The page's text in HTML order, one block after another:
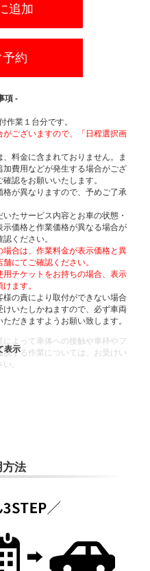
追加
約
項 -
作業１台分です。
ございますので、「日程選択画
料金に含まれておりません。ま
費用などが発生する場合がござ
認をお願いいたします。
が異なりますので、予めご了承
たサービス内容とお車の状態・
価格と作業価格が異なる場合が
ください。
合は、作業料金が表示価格と異
にてご確認ください。
チケットをお持ちの場合、表示
ます。
の責により取付ができない場合
いたしかねますので、必ず車両
だきますようお願い致します。
よって車体への接触や車枠やフ
脱する作業については、お受けい
。
方法